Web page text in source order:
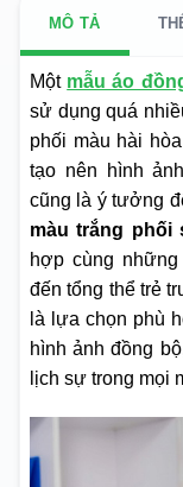
MÔ TẢ
Một mẫu áo
sử dụng quá
phối màu hài
tạo nên hình
cũng là ý tưởng
màu trắng phối
hợp cùng
đến tổng thể trẻ
là lựa chọn phù
hình ảnh đồng
lịch sự trong mọi